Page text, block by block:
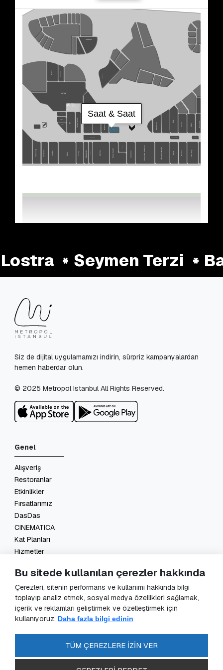
Seymen Terzi
Siz de dijital uygulamamızı indirin, sürpriz kampanyalardan
hemen haberdar olun.
© 2025 Metropol Istanbul All Rights Reserved.
Genel
Alışveriş
Restoranlar
Etkinlikler
Fırsatlarımız
DasDas
CINEMATICA
Kat Planları
Hizmetler
KVKK Başvuru
KVKK Aydınlatma Metni
Veri Sorumlusu Başvuru Formu
Güvenlik Kameraları Aydınlatma Metni
SSS
Bu sitede kullanılan çerezler hakkında
Çerezleri, sitenin performans ve kullanımı hakkında bilgi
toplayıp analiz etmek, sosyal medya özellikleri sağlamak,
içerik ve reklamları geliştirmek ve özelleştirmek için
kullanıyoruz. Daha fazla bilgi edinin
TÜM ÇEREZLERE İZİN VER